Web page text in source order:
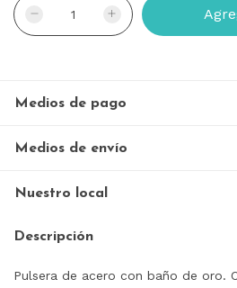
Medios de pago
Medios de envío
Nuestro local
Descripción
Pulsera de acero con baño de oro.